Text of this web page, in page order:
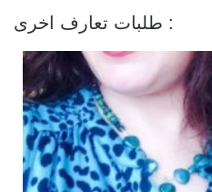
طلبات تعارف اخرى :